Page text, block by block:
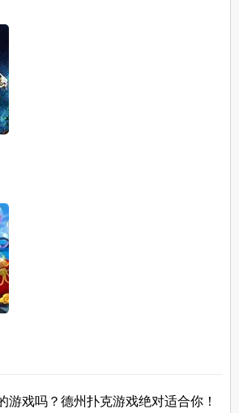
游戏吗？德州扑克游戏绝对适合你！